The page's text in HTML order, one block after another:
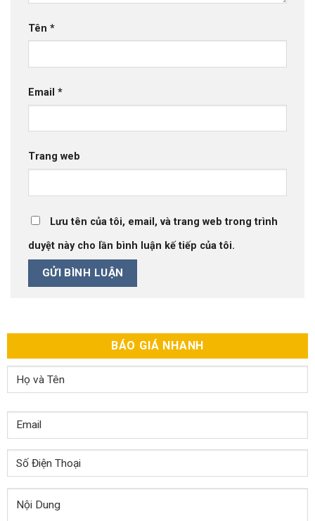
Tên *
Email *
Trang web
Lưu tên của tôi, email, và trang web trong trình
duyệt này cho lần bình luận kế tiếp của tôi.
BÁO GIÁ NHANH